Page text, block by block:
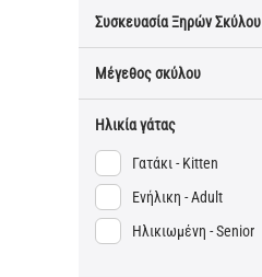
Συσκευασία Ξηρών Σκύλου
Μέγεθος σκύλου
Ηλικία γάτας
Γατάκι - Kitten
Ενήλικη - Adult
Ηλικιωμένη - Senior